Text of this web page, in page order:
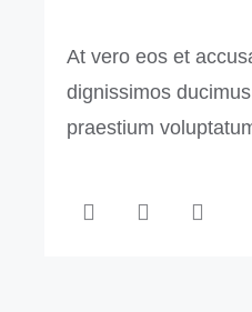
At vero eos et
dignissimos
praestium